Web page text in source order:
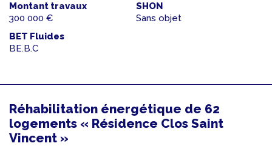
Montant travaux
300 000 €
SHON
Sans objet
BET Fluides
BE.B.C
Réhabilitation énergétique de 62
logements « Résidence Clos Saint
Vincent »